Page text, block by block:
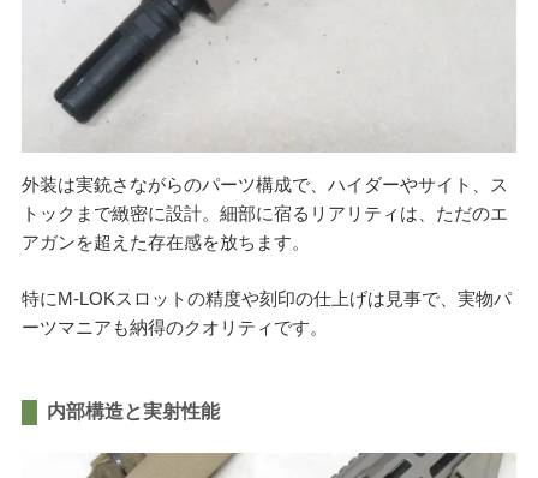
外装は実銃さながらのパーツ構成で、ハイダーやサイト、ス
トックまで緻密に設計。細部に宿るリアリティは、ただのエ
アガンを超えた存在感を放ちます。
特にM-LOKスロットの精度や刻印の仕上げは見事で、実物パ
ーツマニアも納得のクオリティです。
内部構造と実射性能